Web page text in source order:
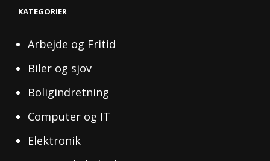
KATEGORIER
Arbejde og Fritid
Biler og sjov
Boligindretning
Computer og IT
Elektronik